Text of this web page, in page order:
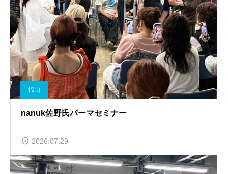
福山
nanuk佐野氏パーマセミナー
2026.07.29